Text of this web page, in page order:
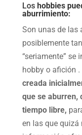
Loshobbies
aburrimiento:
Son unas de las
posiblemente
“seriamente” se
hobby o afición .
creada
que se aburren,
tiempo libre,
en las que quizá